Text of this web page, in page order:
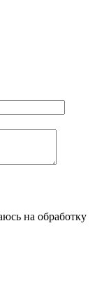
на обработку